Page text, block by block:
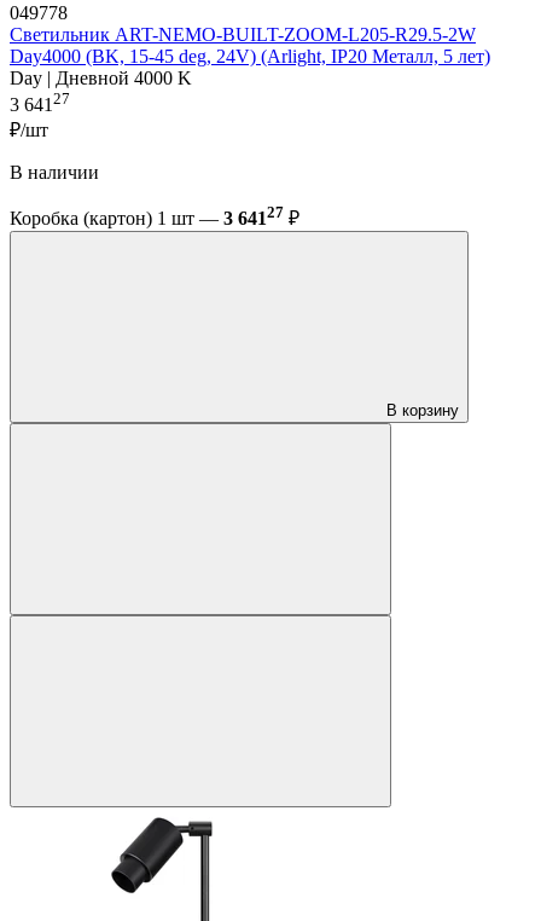
049778
Светильник ART-NEMO-BUILT-ZOOM-L205-R29.5-2W
Day4000 (BK, 15-45 deg, 24V) (Arlight, IP20 Металл, 5 лет)
Day | Дневной 4000 K
3 641 27
₽/шт
В наличии
Коробка (картон) 1 шт — 3 64127 ₽
В корзину